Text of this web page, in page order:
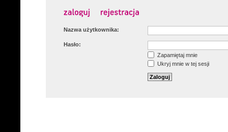
Nazwa użytkownika:
Hasło:
Zapamiętaj mnie
Ukryj mnie w tej sesji